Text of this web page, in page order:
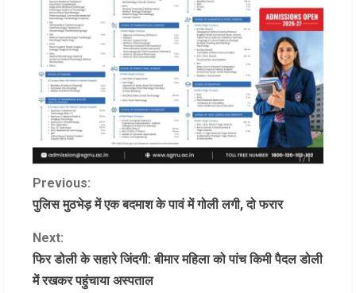
C
o
n
Previous:
पुलिस मुठभेड़ में एक बदमाश के पावं में गोली लगी, दो फरार
Next:
फिर डोली के सहारे जिंदगी: बीमार महिला को पांच किमी पैदल डोली
में रखकर पहुंचाया अस्पताल